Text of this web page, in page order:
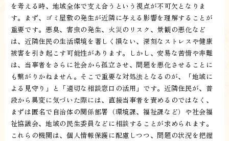
を考える時、地域全体で支え合うという視点が不可欠となりま
す。まず、ゴミ屋敷の発生が近隣に与える影響を理解することが
重要です。悪臭、害虫の発生、火災のリスク、景観の悪化など
は、近隣住民の生活環境を著しく損ない、深刻なストレスや健康
被害を引き起こす可能性があります。しかし、安易な苦情や非難
は、当事者をさらに社会から孤立させ、問題を悪化させることに
も繋がりかねません。そこで重要な対処法となるのが、「地域に
よる見守り」と「適切な相談窓口の活用」です。近隣住民が、普
段から異変に気づいた際には、直接当事者を責めるのではなく、
まずは匿名で自治体の関係部署（環境課、福祉課など）や社会福
祉協議会、地域の民生委員などに相談することが求められます。
これらの機関は、個人情報保護に配慮しつつ、問題の状況を把握